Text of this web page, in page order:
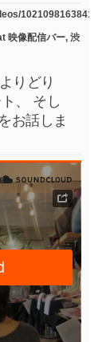
映像配信バー, 渋
りどり
、 そし
お話しま